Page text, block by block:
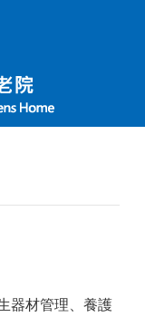
器材管理、養護